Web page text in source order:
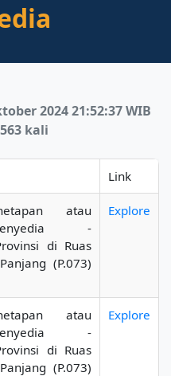
2024 21:52:37 WIB
kali
Link
atau
-
di Ruas
(P.073)
Explore
atau
-
di Ruas
(P.073)
Explore